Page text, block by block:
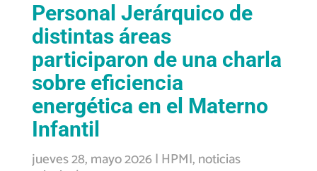
Personal Jerárquico de
distintas áreas
participaron de una charla
sobre eficiencia
energética en el Materno
Infantil
jueves 28, mayo 2026|HPMI,noticias